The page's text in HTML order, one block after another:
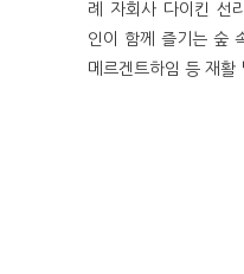
례 자회사 다이킨 선
인이 함께 즐기는 숲
메르겐트하임 등 재활